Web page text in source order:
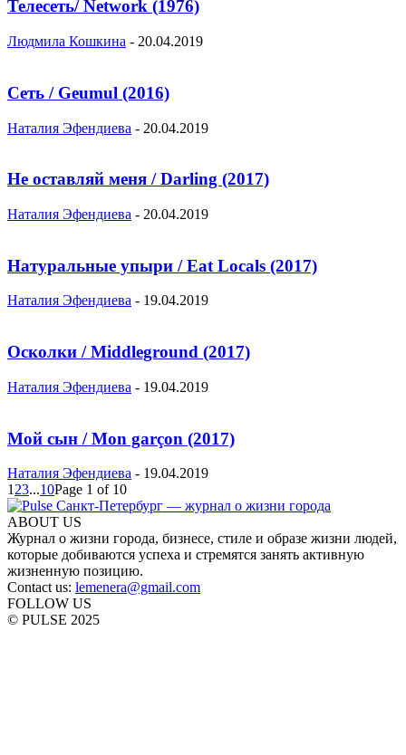
Телесеть/ Network (1976)
Людмила Кошкина - 20.04.2019
Сеть / Geumul (2016)
Наталия Эфендиева - 20.04.2019
Не оставляй меня / Darling (2017)
Наталия Эфендиева - 20.04.2019
Натуральные упыри / Eat Locals (2017)
Наталия Эфендиева - 19.04.2019
Осколки / Middleground (2017)
Наталия Эфендиева - 19.04.2019
Мой сын / Mon garçon (2017)
Наталия Эфендиева - 19.04.2019
1 23...10Page 1 of 10
ABOUT US
Журнал о жизни города, бизнесе, стиле и образе жизни людей,
которые добиваются успеха и стремятся занять активную
жизненную позицию.
Contact us: lemenera@gmail.com
FOLLOW US
© PULSE 2025